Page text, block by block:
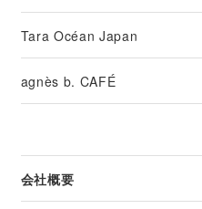
Tara Océan Japan
agnès b. CAFÉ
会社概要